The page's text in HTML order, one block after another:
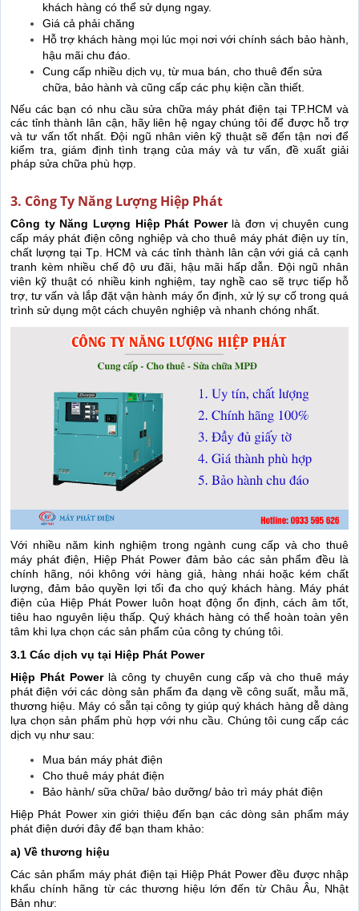
khách hàng có thể sử dụng ngay.
Giá cả phải chăng
Hỗ trợ khách hàng mọi lúc mọi nơi với chính sách bảo hành,
hậu mãi chu đáo.
Cung cấp nhiều dịch vụ, từ mua bán, cho thuê đến sửa
chữa, bảo hành và cũng cấp các phụ kiện cần thiết.
Nếu các bạn có nhu cầu sửa chữa máy phát điện tại TP.HCM và
các tỉnh thành lân cận, hãy liên hệ ngay chúng tôi để được hỗ trợ
và tư vấn tốt nhất. Đội ngũ nhân viên kỹ thuật sẽ đến tận nơi để
kiểm tra, giám định tình trạng của máy và tư vấn, đề xuất giải
pháp sửa chữa phù hợp.
3. Công Ty Năng Lượng Hiệp Phát
Công ty Năng Lượng Hiệp Phát Powerlà đơn vị chuyên cung
cấp máy phát điện công nghiệp và cho thuê máy phát điện uy tín,
chất lượng tại Tp. HCM và các tỉnh thành lân cận với giá cả cạnh
tranh kèm nhiều chế độ ưu đãi, hậu mãi hấp dẫn. Đội ngũ nhân
viên kỹ thuật có nhiều kinh nghiệm, tay nghề cao sẽ trực tiếp hỗ
trợ, tư vấn và lắp đặt vận hành máy ổn định, xử lý sự cố trong quá
trình sử dụng một cách chuyên nghiệp và nhanh chóng nhất.
Với nhiều năm kinh nghiệm trong ngành cung cấp và cho thuê
máy phát điện, Hiệp Phát Power đảm bảo các sản phẩm đều là
chính hãng, nói không với hàng giả, hàng nhái hoặc kém chất
lượng, đảm bảo quyền lợi tối đa cho quý khách hàng. Máy phát
điện của Hiệp Phát Power luôn hoạt động ổn định, cách âm tốt,
tiêu hao nguyên liệu thấp. Quý khách hàng có thể hoàn toàn yên
tâm khi lựa chọn các sản phẩm của công ty chúng tôi.
3.1 Các dịch vụ tại Hiệp Phát Power
Hiệp Phát Power là công ty chuyên cung cấp và cho thuê máy
phát điện với các dòng sản phẩm đa dạng về công suất, mẫu mã,
thương hiệu. Máy có sẵn tại công ty giúp quý khách hàng dễ dàng
lựa chọn sản phẩm phù hợp với nhu cầu. Chúng tôi cung cấp các
dịch vụ như sau:
Mua bán máy phát điện
Cho thuê máy phát điện
Bảo hành/ sữa chữa/ bảo dưỡng/ bảo trì máy phát điện
Hiệp Phát Power xin giới thiệu đến bạn các dòng sản phẩm máy
phát điện dưới đây để bạn tham khảo:
a) Về thương hiệu
Các sản phẩm máy phát điện tại Hiệp Phát Power đều được nhập
khẩu chính hãng từ các thương hiệu lớn đến từ Châu Âu, Nhật
Bản như: